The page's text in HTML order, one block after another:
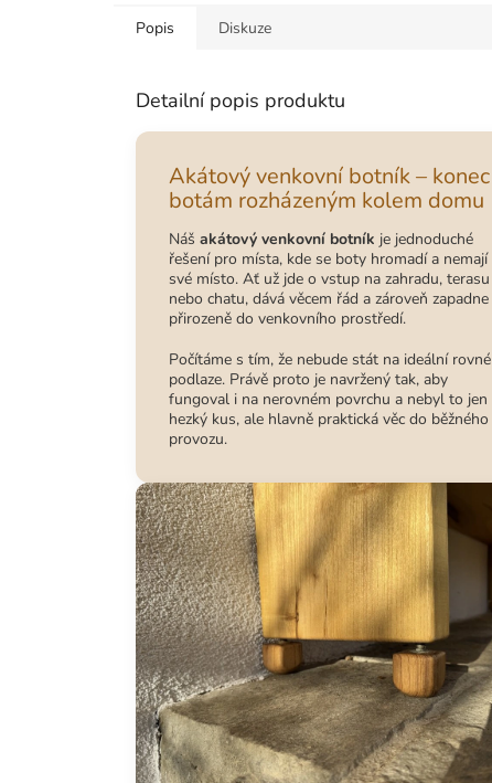
Popis Diskuze
Detailní popis produktu
Akátový venkovní botník – konec
botám rozházeným kolem domu
Náš akátový venkovní botník je jednoduché
řešení pro místa, kde se boty hromadí a nemají
své místo. Ať už jde o vstup na zahradu, terasu
nebo chatu, dává věcem řád a zároveň zapadne
přirozeně do venkovního prostředí.
Počítáme s tím, že nebude stát na ideální rovné
podlaze. Právě proto je navržený tak, aby
fungoval i na nerovném povrchu a nebyl to jen
hezký kus, ale hlavně praktická věc do běžného
provozu.